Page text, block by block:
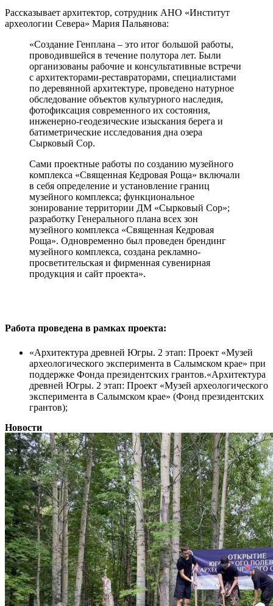
Рассказывает архитектор, сотрудник АНО «Институт
археологии Севера» Мария Пальянова:
«Создание Генплана – это итог большой работы,
проводившейся в течение полутора лет. Были
организованы рабочие и консультативные встречи
с архитекторами-реставраторами, специалистами
по деревянной архитектуре, проведено натурное
обследование объектов культурного наследия,
фотофиксация современного их состояния,
инженерно-геодезические изыскания берега и
батиметрические исследования дна озера
Сырковый Сор.
Сами проектные работы по созданию музейного
комплекса «Священная Кедровая Роща» включали
в себя определение и установление границ
музейного комплекса; функциональное
зонирование территории ДМ «Сырковый Сор»;
разработку Генерального плана всех зон
музейного комплекса «Священная Кедровая
Роща». Одновременно был проведен брендинг
музейного комплекса, создана рекламно-
просветительская и фирменная сувенирная
продукция и сайт проекта».
Работа проведена в рамках проекта:
«Архитектура древней Югры. 2 этап: Проект «Музей
археологического эксперимента в Салымском крае» при
поддержке Фонда президентских грантов.«Архитектура
древней Югры. 2 этап: Проект «Музей археологического
эксперимента в Салымском крае» (Фонд президентских
грантов);
Новости